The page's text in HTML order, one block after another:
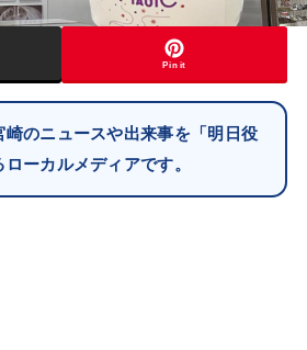
Pin it
のニュースや出来事を「明日役
ーカルメディアです。